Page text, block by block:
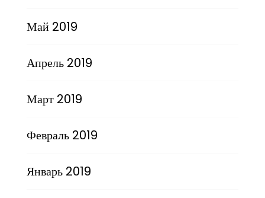
Май 2019
Апрель 2019
Март 2019
Февраль 2019
Январь 2019